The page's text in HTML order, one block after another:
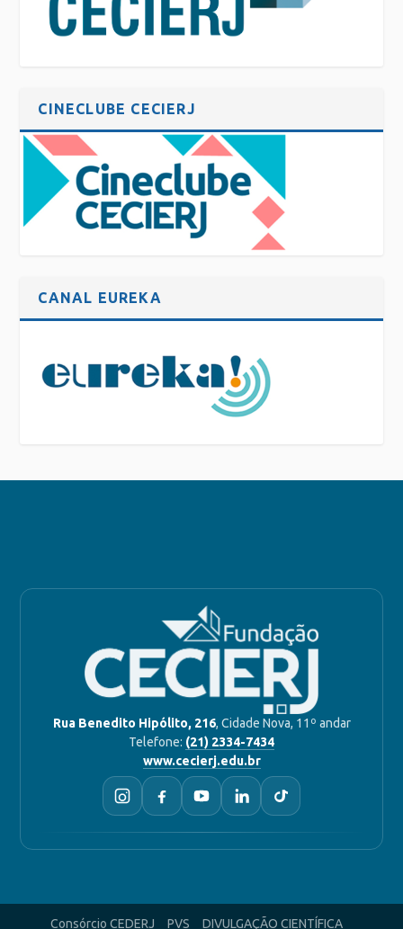
CINECLUBE CECIERJ
CANAL EUREKA
Rua Benedito Hipólito, 216, Cidade Nova, 11º andar
Telefone: (21) 2334-7434
www.cecierj.edu.br
Consórcio CEDERJ PVS DIVULGAÇÃO CIENTÍFICA